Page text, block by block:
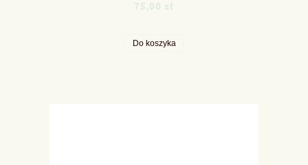
75,00 zł
Do koszyka